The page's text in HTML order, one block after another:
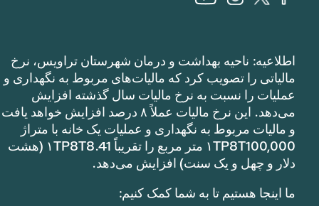
اطلاعیه: ناحیه بهداشت و درمان شهرستان تراویس، نرخ
مالیاتی را تصویب کرد که مالیات‌های مربوط به نگهداری و
عملیات را نسبت به نرخ مالیات سال گذشته افزایش
می‌دهد. این نرخ مالیات عملاً ۸ درصد افزایش خواهد یافت
و مالیات مربوط به نگهداری و عملیات یک خانه با متراژ
۱TP8T100,000 متر مربع را تقریباً ۱TP8T8.41 (هشت
دلار و چهل و یک سنت) افزایش می‌دهد.
ما اینجا هستیم تا به شما کمک کنیم: